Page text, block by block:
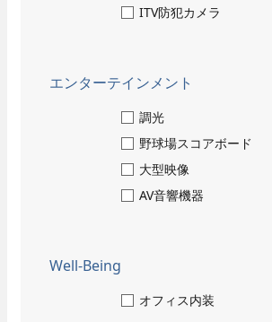
ITV防犯カメラ
エンターテインメント
調光
野球場スコアボード
大型映像
AV音響機器
Well-Being
オフィス内装
- 数字で見るパナソニック
- 当社のビジネス
技術教育センター
- 新卒採用
- キャリア採用
福利厚生・各種制度
当社のビジネス